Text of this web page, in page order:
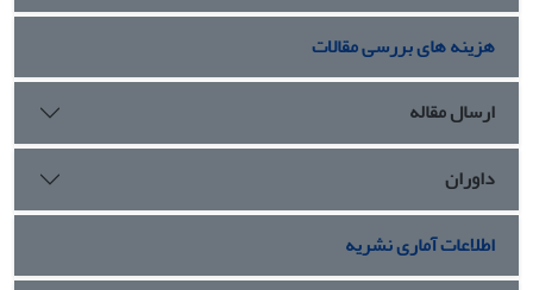
هزینه های بررسی مقالات
ارسال مقاله
داوران
اطلاعات آماری نشریه